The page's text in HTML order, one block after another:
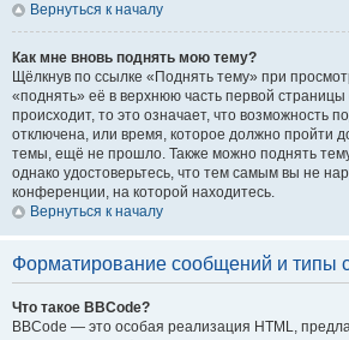
Вернуться к началу
Как мне вновь поднять мою тему?
Щёлкнув по ссылке «Поднять тему» при
«поднять» её в верхнюю часть первой
происходит, то это означает, что возможность
отключена, или время, которое должно пройти
темы, ещё не прошло. Также можно поднять
однако удостоверьтесь, что тем самым вы не
конференции, на которой находитесь.
Вернуться к началу
Форматирование сообщений и типы
Что такое BBCode?
BBCode — это особая реализация HTML,